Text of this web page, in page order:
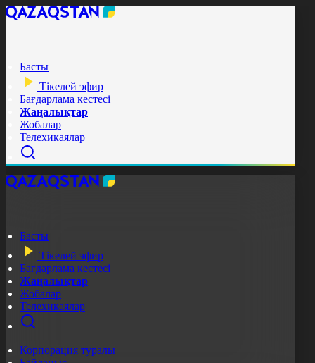
Басты
Тікелей эфир
Бағдарлама кестесі
Жаңалықтар
Жобалар
Телехикаялар
Басты
Тікелей эфир
Бағдарлама кестесі
Жаңалықтар
Жобалар
Телехикаялар
Корпорация туралы